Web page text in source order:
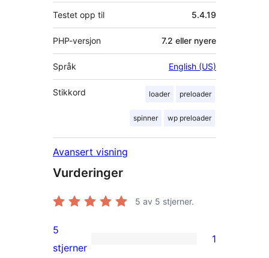
Testet opp til 5.4.19
PHP-versjon 7.2 eller nyere
Språk English (US)
Stikkord loader preloader
spinner wp preloader
Avansert visning
Vurderinger
5 av 5 stjerner.
1
5
stjerner
1